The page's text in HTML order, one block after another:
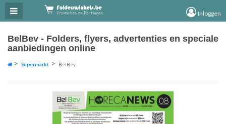
Inloggen
BelBev - Folders, flyers, advertenties en speciale
aanbiedingen online
Supermarkt BelBev